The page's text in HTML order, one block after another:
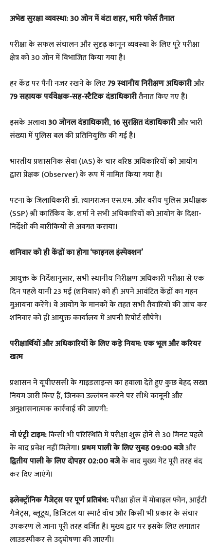
​अभेद्य सुरक्षा व्यवस्था: 30 जोन में बंटा शहर, भारी फोर्स तैनात
​परीक्षा के सफल संचालन और सुदृढ़ कानून व्यवस्था के लिए पूरे परीक्षा
क्षेत्र को 30 जोन में विभाजित किया गया है।
​हर केंद्र पर पैनी नजर रखने के लिए79 स्थानीय निरीक्षण अधिकारीऔर
79 सहायक पर्यवेक्षक-सह-स्टैटिक दंडाधिकारीतैनात किए गए हैं।
​इसके अलावा30 जोनल दंडाधिकारी,16 सुरक्षित दंडाधिकारीऔर भारी
संख्या में पुलिस बल की प्रतिनियुक्ति की गई है।
​भारतीय प्रशासनिक सेवा (IAS) के चार वरिष्ठ अधिकारियों को आयोग
द्वारा प्रेक्षक (Observer) के रूप में नामित किया गया है।
पटना के जिलाधिकारी डॉ. त्यागराजन एस.एम. और वरीय पुलिस अधीक्षक
(SSP) श्री कार्तिकेय के. शर्मा ने सभी अधिकारियों को आयोग के दिशा-
निर्देशों की बारीकियों से अवगत कराया।
​शनिवार को ही केंद्रों का होगा ‘फाइनल इंस्पेक्शन’
​आयुक्त के निर्देशानुसार, सभी स्थानीय निरीक्षण अधिकारी परीक्षा से एक
दिन पहले यानी 23 मई (शनिवार) को ही अपने आवंटित केंद्रों का गहन
मुआयना करेंगे। वे आयोग के मानकों के तहत सभी तैयारियों की जांच कर
शनिवार को ही आयुक्त कार्यालय में अपनी रिपोर्ट सौंपेंगे।
​परीक्षार्थियों और अधिकारियों के लिए कड़े नियम: एक भूल और करियर
खत्म
​प्रशासन ने यूपीएससी के गाइडलाइन्स का हवाला देते हुए कुछ बेहद सख्त
नियम जारी किए हैं, जिनका उल्लंघन करने पर सीधे कानूनी और
अनुशासनात्मक कार्रवाई की जाएगी:
नो एंट्री टाइम:किसी भी परिस्थिति में परीक्षा शुरू होने से 30 मिनट पहले
के बाद प्रवेश नहीं मिलेगा। प्रथम पाली के लिए सुबह 09:00 बजेऔर
द्वितीय पाली के लिए दोपहर 02:00 बजेके बाद मुख्य गेट पूरी तरह बंद
कर दिए जाएंगे।
इलेक्ट्रॉनिक गैजेट्स पर पूर्ण प्रतिबंध:परीक्षा हॉल में मोबाइल फोन, आईटी
गैजेट्स, ब्लूटूथ, डिजिटल या स्मार्ट वॉच और किसी भी प्रकार के संचार
उपकरण ले जाना पूरी तरह वर्जित है। मुख्य द्वार पर इसके लिए लगातार
लाउडस्पीकर से उद्घोषणा की जाएगी।